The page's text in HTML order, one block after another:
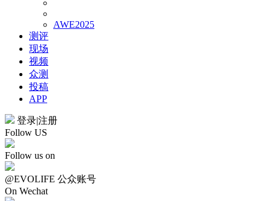
AWE2025
测评
现场
视频
众测
投稿
APP
登录|注册
Follow US
Follow us on
@EVOLIFE 公众账号
On Wechat